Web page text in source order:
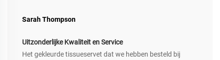
Sarah Thompson
Uitzonderlijke Kwaliteit en Service
Het gekleurde tissueservet dat we hebben besteld bij